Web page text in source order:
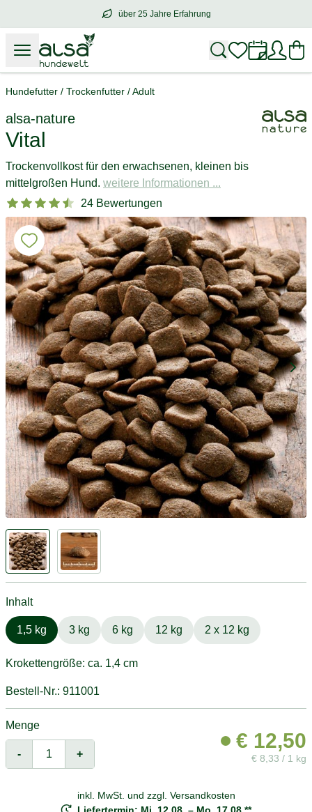
über 25 Jahre Erfahrung
über25 Jahre Erfahrung
Hundefutter / Trockenfutter /Adult
alsa-nature
Vital
Trockenvollkost für den erwachsenen, kleinen bis
mittelgroßen Hund. weitere Informationen ...
24 Bewertungen
Inhalt
1,5 kg 3 kg 6 kg 12 kg 2 x 12 kg
Krokettengröße: ca. 1,4 cm
Bestell-Nr.: 911001
Menge
- +
€ 12,50
€ 8,33 / 1 kg
inkl. MwSt. und zzgl. Versandkosten
Liefertermin: Mi. 12.08. – Mo. 17.08.**